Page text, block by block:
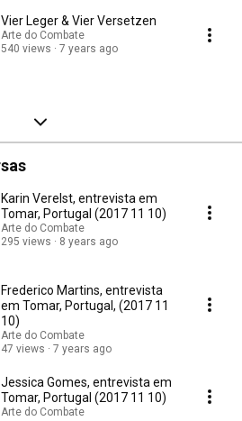
Vier Leger & Vier Versetzen
Arte do Combate
540 views
7 years ago
Karin Verelst, entrevista em
Tomar, Portugal (2017 11 10)
Arte do Combate
295 views
8 years ago
Frederico Martins, entrevista
em Tomar, Portugal, (2017 11
10)
Arte do Combate
47 views
7 years ago
Jessica Gomes, entrevista em
Tomar, Portugal (2017 11 10)
Arte do Combate